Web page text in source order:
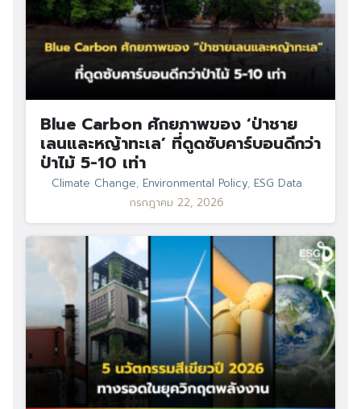
Blue Carbon ศักยภาพของ ‘ป่าชาย
เลนและหญ้าทะเล’ ที่ดูดซับคาร์บอนดีกว่า
ป่าไม้ 5-10 เท่า
Climate Change, Environmental Policy, ESG Data
กรกฎาคม 22, 2026